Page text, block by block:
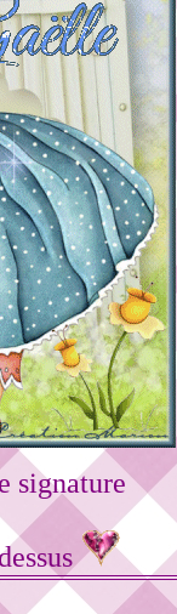
signature